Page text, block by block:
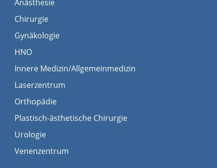
Anästhesie
Chirurgie
Gynäkologie
HNO
Innere Medizin/Allgemeinmedizin
Laserzentrum
Orthopädie
Plastisch-ästhetische Chirurgie
Urologie
Venenzentrum